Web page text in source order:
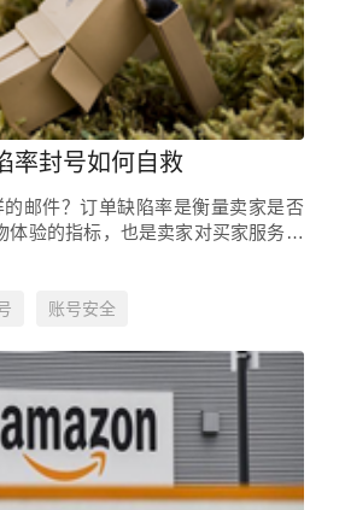
率封号如何自救
邮件？订单缺陷率是衡量卖家是否
体验的指标，也是卖家对买家服务体
体现，今天就和大家聊一聊因订单缺
账号安全